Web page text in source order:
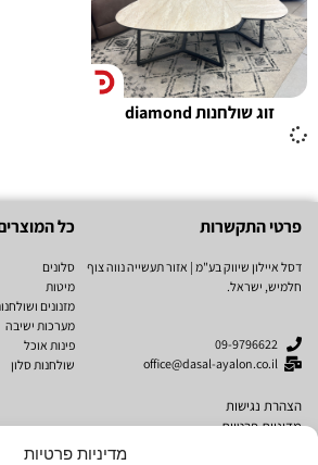
מדיניות פרטיות
זוג שולחנות diamond
פרטי התקשרות
דסל איילון שיווק בע"מ | אזור תעשייה נווה צוף
חלמיש, ישראל.
09-9796622
office@dasal-ayalon.co.il
הצהרת נגישות
מדיניות פרטיות
כל
סלונים
מיטות
מזנונים
מערכות ישיבה
פינות אוכל
שולחנות סלון